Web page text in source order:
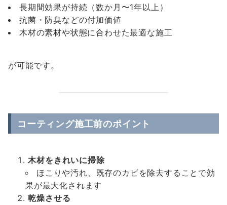
長期間効果が持続（数か月〜1年以上）
抗菌・防臭などの付加価値
木材の素材や状態に合わせた最適な施工
が可能です。
コーティング施工前のポイント
木材をきれいに掃除
ほこりや汚れ、既存のカビを除去することで効
果が最大化されます
乾燥させる